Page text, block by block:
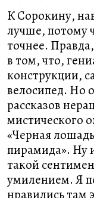
К Сорокину,
лучше, потому
точнее.
в том, что,
конструкции,
велосипед. Но
рассказов
мистического
«Черная
пирамида». Ну
такой
умилением. Я
нравились там